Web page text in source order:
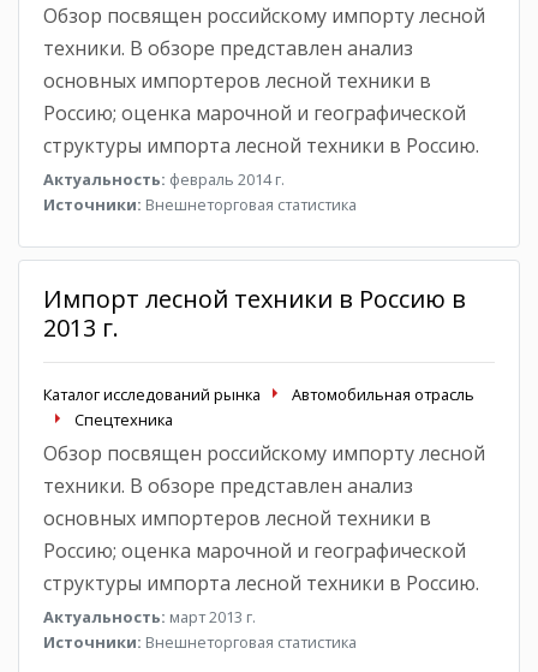
Обзор посвящен российскому импорту лесной
техники. В обзоре представлен анализ
основных импортеров лесной техники в
Россию; оценка марочной и географической
структуры импорта лесной техники в Россию.
Актуальность: февраль 2014 г.
Источники: Внешнеторговая статистика
Импорт лесной техники в Россию в
2013 г.
Каталог исследований рынка
Автомобильная отрасль
Спецтехника
Обзор посвящен российскому импорту лесной
техники. В обзоре представлен анализ
основных импортеров лесной техники в
Россию; оценка марочной и географической
структуры импорта лесной техники в Россию.
Актуальность: март 2013 г.
Источники: Внешнеторговая статистика